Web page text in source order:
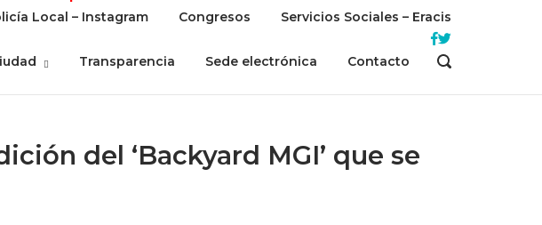
Local – Instagram Congresos Servicios Sociales – Eracis
Transparencia Sede electrónica Contacto
OPEN
BAR
del ‘Backyard MGI’ que se